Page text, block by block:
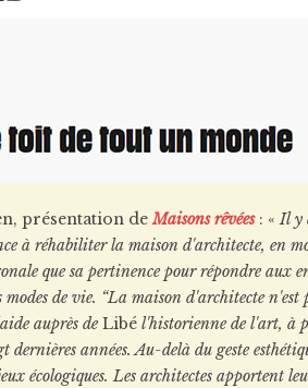
présentation deMaisons rêvées : «Il y
à réhabiliter la maison d'architecte, en
que sa pertinence pour répondre aux
de vie. “La maison d'architecte n'est
auprès deLibé l'historienne de l'art, à
dernières années. Au-delà du geste
écologiques. Les architectes apportent